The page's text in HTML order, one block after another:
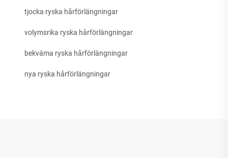
tjocka ryska hårförlängningar
volymsrika ryska hårförlängningar
bekväma ryska hårförlängningar
nya ryska hårförlängningar